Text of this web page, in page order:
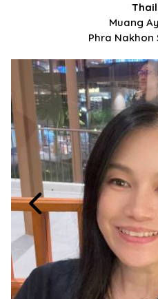
Muang
Phra